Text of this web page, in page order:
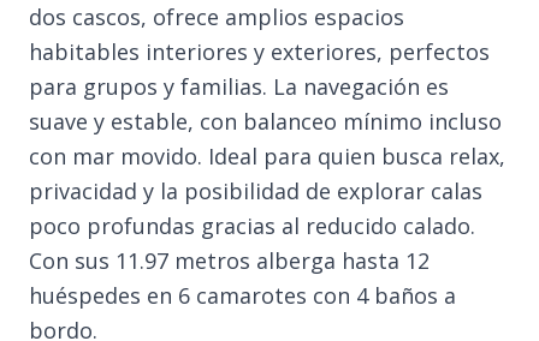
dos cascos, ofrece amplios espacios
habitables interiores y exteriores, perfectos
para grupos y familias. La navegación es
suave y estable, con balanceo mínimo incluso
con mar movido. Ideal para quien busca relax,
privacidad y la posibilidad de explorar calas
poco profundas gracias al reducido calado.
Con sus 11.97 metros alberga hasta 12
huéspedes en 6 camarotes con 4 baños a
bordo.